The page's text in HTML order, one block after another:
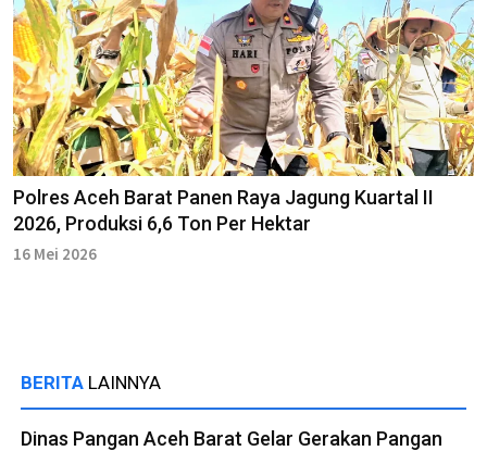
Polres Aceh Barat Panen Raya Jagung Kuartal II
2026, Produksi 6,6 Ton Per Hektar
16 Mei 2026
BERITA LAINNYA
Dinas Pangan Aceh Barat Gelar Gerakan Pangan